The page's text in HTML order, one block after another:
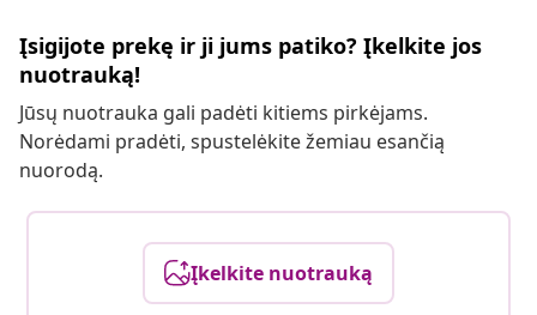
Įsigijote prekę ir ji jums patiko? Įkelkite jos
nuotrauką!
Jūsų nuotrauka gali padėti kitiems pirkėjams.
Norėdami pradėti, spustelėkite žemiau esančią
nuorodą.
Įkelkite nuotrauką